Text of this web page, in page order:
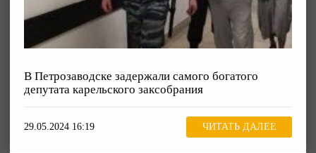
В Петрозаводске задержали самого богатого
депутата карельского заксобрания
29.05.2024 16:19 ЧИТАТЬ ДАЛЕЕ